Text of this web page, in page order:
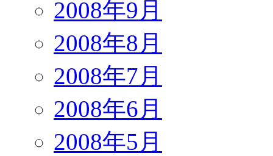
2008年9月
2008年8月
2008年7月
2008年6月
2008年5月